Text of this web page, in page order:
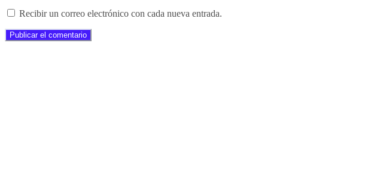
Recibir un correo electrónico con cada nueva entrada.